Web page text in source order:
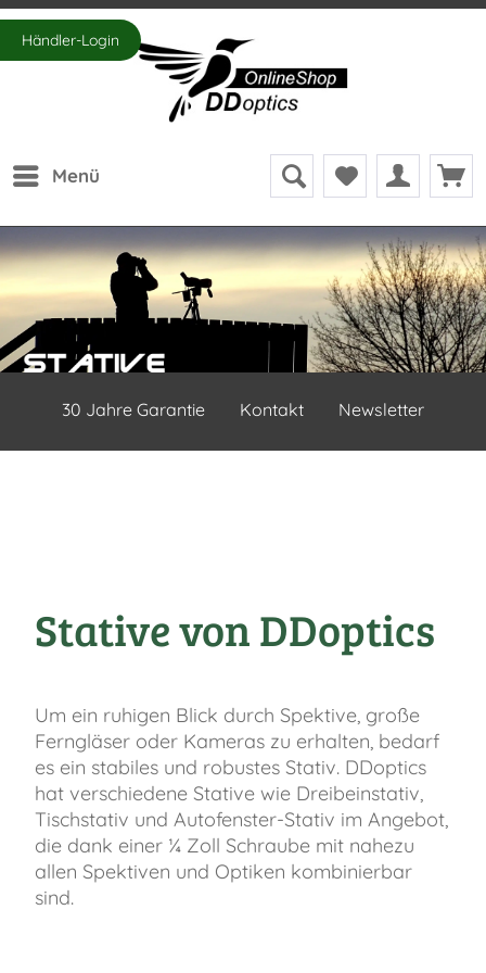
Händler-Login
Menü
30 Jahre Garantie Kontakt Newsletter
Stative von DDoptics
Um ein ruhigen Blick durch Spektive, große
Ferngläser oder Kameras zu erhalten, bedarf
es ein stabiles und robustes Stativ. DDoptics
hat verschiedene Stative wie Dreibeinstativ,
Tischstativ und Autofenster-Stativ im Angebot,
die dank einer ¼ Zoll Schraube mit nahezu
allen Spektiven und Optiken kombinierbar
sind.